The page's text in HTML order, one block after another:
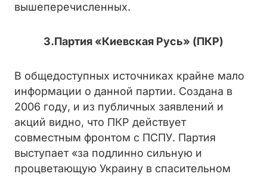
вышеперечисленных.
3.Партия «Киевская Русь» (ПКР)
В общедоступных источниках крайне мало
информации о данной партии. Создана в
2006 году, и из публичных заявлений и
акций видно, что ПКР действует
совместным фронтом с ПСПУ. Партия
выступает «за подлинно сильную и
процветающую Украину в спасительном